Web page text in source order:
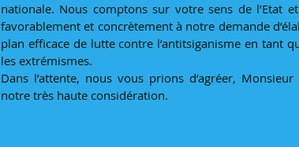
nationale. Nous comptons sur votre sens de l’Etat
favorablement et concrètement à notre demande
plan efficace de lutte contre l’antitsiganisme en tant
les extrémismes.
Dans l’attente, nous vous prions d’agréer,
notre très haute considération.